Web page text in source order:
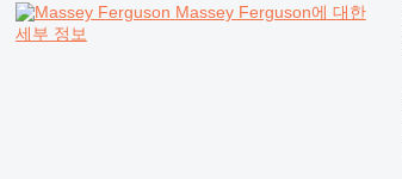
Massey Ferguson에 대한
세부 정보